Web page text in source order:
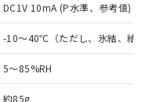
DC1V 10mA (P水準、参考値) (
-10～40℃（ただし、氷結、結露
5～85%RH
約85g
ト上で当社にご
について、当社
者が、当社の製
お客様との取
利用すること
ロード
ロードするこ
キャンセル